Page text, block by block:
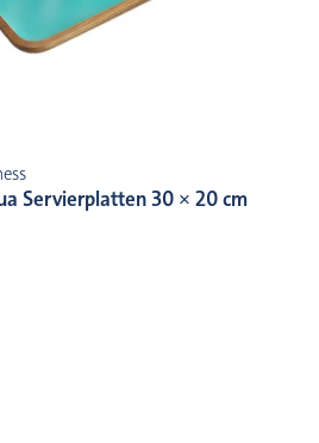
Servierplatten 30 × 20 cm